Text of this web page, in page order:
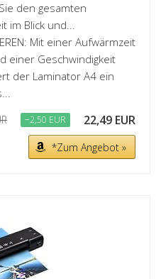
den gesamten
im Blick und...
Mit einer Aufwärmzeit
einer Geschwindigkeit
der Laminator A4 ein
−2,50 EUR 22,49 EUR
*Zum Angebot »